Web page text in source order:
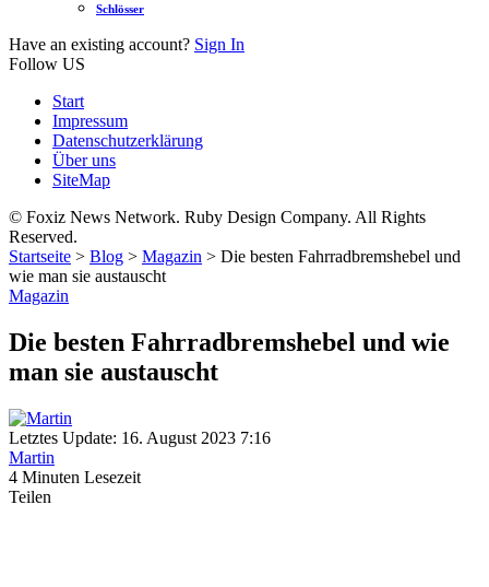
Schlösser
Have an existing account? Sign In
Follow US
Start
Impressum
Datenschutzerklärung
Über uns
SiteMap
© Foxiz News Network. Ruby Design Company. All Rights
Reserved.
Startseite > Blog > Magazin > Die besten Fahrradbremshebel und
wie man sie austauscht
Magazin
Die besten Fahrradbremshebel und wie
man sie austauscht
Letztes Update: 16. August 2023 7:16
Martin
4 Minuten Lesezeit
Teilen